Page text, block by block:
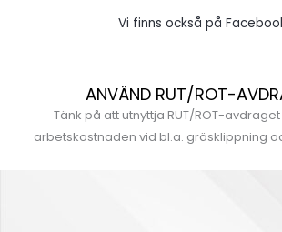
Vi finns också på
ANVÄND RUT/ROT-
Tänk på att utnyttja RUT/ROT-
arbetskostnaden vid bl.a. gräsklippning